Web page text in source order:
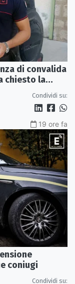
di convalida
chiesto la
Condividi su:
19 ore fa
coniugi
Condividi su: